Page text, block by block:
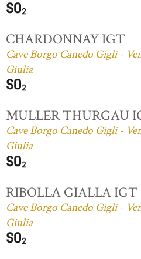
CHARDONNAY IGT
Cave Borgo Canedo Gigli -
Giulia
MULLER THURGAU
Cave Borgo Canedo Gigli -
Giulia
RIBOLLA GIALLA IGT
Cave Borgo Canedo Gigli -
Giulia